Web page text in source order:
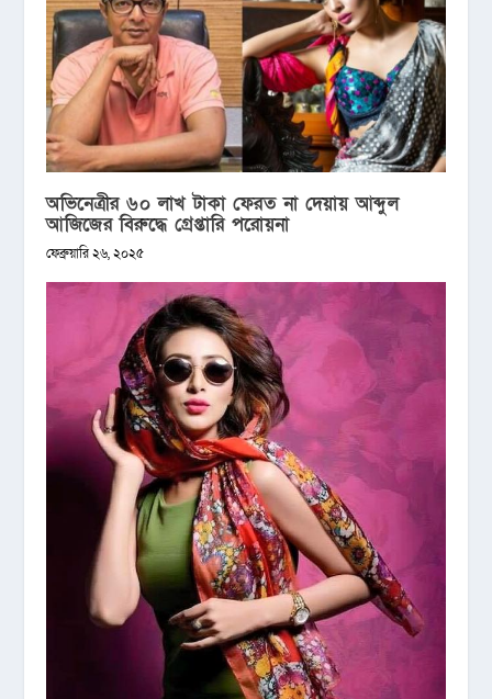
অভিনেত্রীর ৬০ লাখ টাকা ফেরত না দেয়ায় আব্দুল
আজিজের বিরুদ্ধে গ্রেপ্তারি পরোয়না
ফেব্রুয়ারি ২৬, ২০২৫